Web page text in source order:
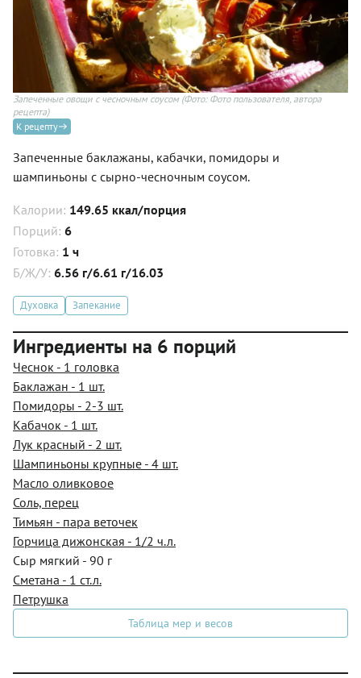
Запеченные овощи с чесночным соусом (Фото: Фото пользователя, автора
рецепта)
К рецепту
Запеченные баклажаны, кабачки, помидоры и
шампиньоны с сырно-чесночным соусом.
Калории: 149.65 ккал/порция
Порций: 6
Готовка: 1 ч
Б/Ж/У: 6.56 г/6.61 г/16.03
Духовка Запекание
Ингредиенты на 6 порций
Чеснок - 1 головка
Баклажан - 1 шт.
Помидоры - 2-3 шт.
Кабачок - 1 шт.
Лук красный - 2 шт.
Шампиньоны крупные - 4 шт.
Масло оливковое
Соль, перец
Тимьян - пара веточек
Горчица дижонская - 1/2 ч.л.
Сыр мягкий - 90 г
Сметана - 1 ст.л.
Петрушка
Таблица мер и весов